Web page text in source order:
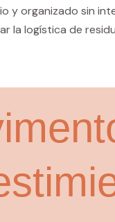
y organizado sin
la logística de